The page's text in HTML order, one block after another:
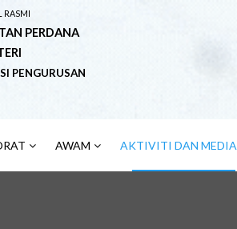
RASMI
PERDANA
PENGURUSAN
AWAM AKTIVITI DAN MEDIA